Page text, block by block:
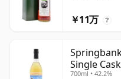
￥11万 ?
Single
700ml • 42.2%